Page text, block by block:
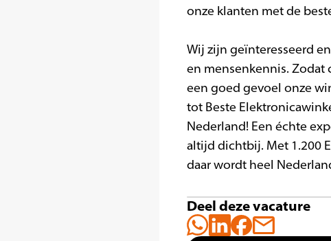
onze klanten met de
Wij zijn geïnteresseerd
en mensenkennis. Zodat
een goed gevoel onze
tot Beste
Nederland! Een échte
altijd dichtbij. Met 1.200
daar wordt heel
Deel deze vacature